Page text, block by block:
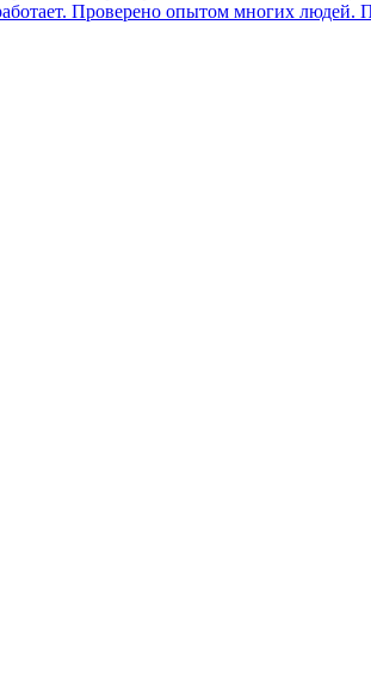
работает. Проверено опытом